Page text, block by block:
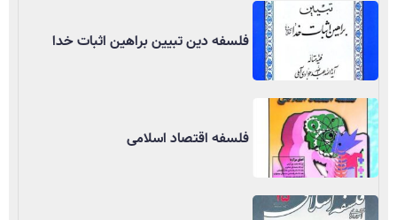
فلسفه دین تبیین براهین اثبات خدا
فلسفه اقتصاد اسلامی